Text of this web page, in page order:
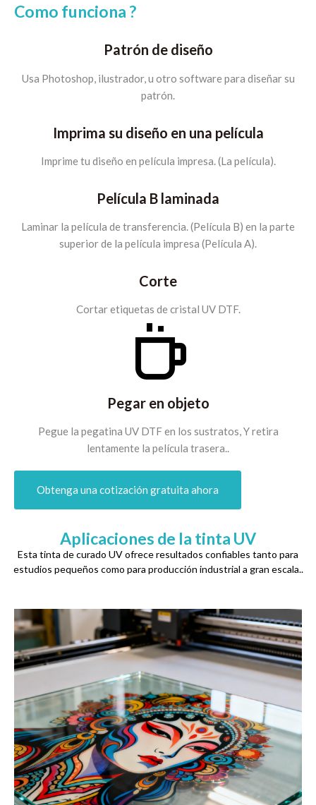
Como funciona ?
Patrón de diseño
Usa Photoshop, ilustrador, u otro software para diseñar su
patrón.
Imprima su diseño en una película
Imprime tu diseño en película impresa. (La película).
Película B laminada
Laminar la película de transferencia. (Película B) en la parte
superior de la película impresa (Película A).
Corte
Cortar etiquetas de cristal UV DTF.
Pegar en objeto
Pegue la pegatina UV DTF en los sustratos, Y retira
lentamente la película trasera..
Obtenga una cotización gratuita ahora
Aplicaciones de la tinta UV
Esta tinta de curado UV ofrece resultados confiables tanto para
estudios pequeños como para producción industrial a gran escala..